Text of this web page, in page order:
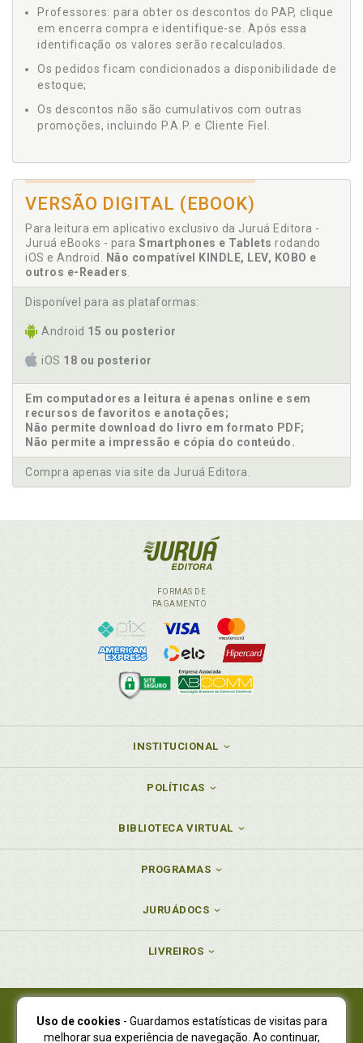
Professores: para obter os descontos do PAP, clique
em encerra compra e identifique-se. Após essa
identificação os valores serão recalculados.
Os pedidos ficam condicionados a disponibilidade de
estoque;
Os descontos não são cumulativos com outras
promoções, incluindo P.A.P. e Cliente Fiel.
VERSÃO DIGITAL (EBOOK)
Para leitura em aplicativo exclusivo da Juruá Editora -
Juruá eBooks - para Smartphones e Tablets rodando
iOS e Android.
Não compatível KINDLE, LEV, KOBO e
outros e-Readers
Disponível para as plataformas:
Android 15 ou posterior
iOS 18 ou posterior
Em computadores a leitura é apenas online e sem
recursos de favoritos e anotações;
Não permite download do livro em formato PDF;
Não permite a impressão e cópia do conteúdo.
Compra apenas via site da Juruá Editora.
FORMAS DE
PAGAMENTO
INSTITUCIONAL
POLÍTICAS
BIBLIOTECA VIRTUAL
PROGRAMAS
JURUÁDOCS
LIVREIROS
Juruá Editora Ltda., CNPJ 77.535.508/0001-19
Uso de cookies - Guardamos estatísticas de visitas para
melhorar sua experiência de navegação. Ao continuar,